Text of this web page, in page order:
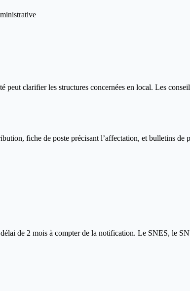
clarifier les structures concernées en local. Les
fiche de poste précisant l’affectation, et bulletins de
de 2 mois à compter de la notification. Le SNES, le